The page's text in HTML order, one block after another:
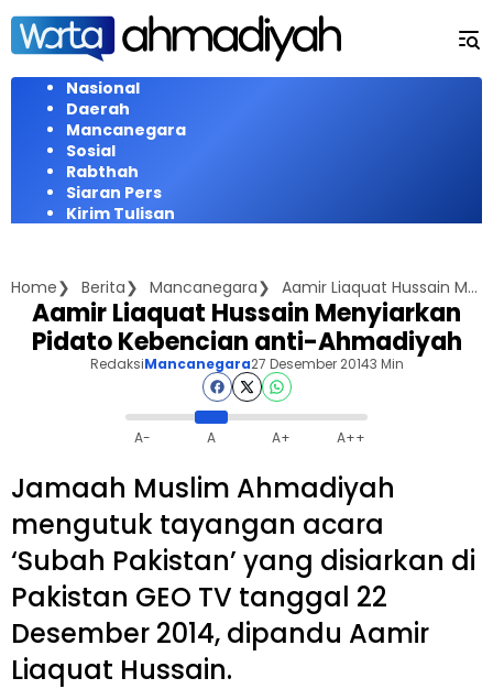
Langsung
konten
Nasional
Daerah
Mancanegara
Sosial
Rabthah
Siaran Pers
Kirim Tulisan
Home Berita Mancanegara Aamir Liaquat Hussain Menyiarkan Pidato Kebencian anti-Ahmadiyah
Aamir Liaquat Hussain Menyiarkan
Pidato Kebencian anti-Ahmadiyah
RedaksiMancanegara27 Desember 20143 Min
A- A A+ A++
Jamaah Muslim Ahmadiyah
mengutuk tayangan acara
‘Subah Pakistan’ yang disiarkan di
Pakistan GEO TV tanggal 22
Desember 2014, dipandu Aamir
Liaquat Hussain.